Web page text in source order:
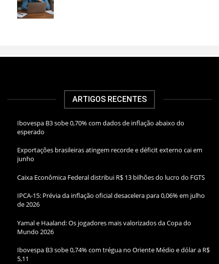
ARTIGOS RECENTES
Ibovespa B3 sobe 0,70% com dados de inflação abaixo do
esperado
Exportações brasileiras atingem recorde e déficit externo cai em
junho
Caixa Econômica Federal distribui R$ 13 bilhões do lucro do FGTS
IPCA-15: Prévia da inflação oficial desacelera para 0,06% em julho
de 2026
Yamal e Haaland: Os jogadores mais valorizados da Copa do
Mundo 2026
Ibovespa B3 sobe 0,74% com trégua no Oriente Médio e dólar a R$
5,11